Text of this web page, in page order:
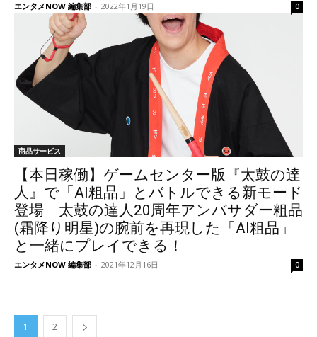
エンタメNOW 編集部 - 2022年1月19日 0
商品サービス
【本日稼働】ゲームセンター版『太鼓の達
人』で「AI粗品」とバトルできる新モード
登場 太鼓の達人20周年アンバサダー粗品
(霜降り明星)の腕前を再現した「AI粗品」
と一緒にプレイできる！
エンタメNOW 編集部 - 2021年12月16日 0
1 2